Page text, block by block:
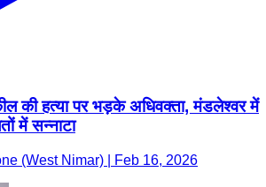
की हत्या पर भड़के अधिवक्ता, मंडलेश्वर में
में सन्नाटा
(West Nimar) | Feb 16, 2026